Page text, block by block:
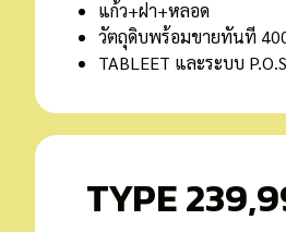
แก้ว+ฝา+หลอด
วัตถุดิบพร้อมขายทันที
TABLEET และระบบ P.O.S
TYPE